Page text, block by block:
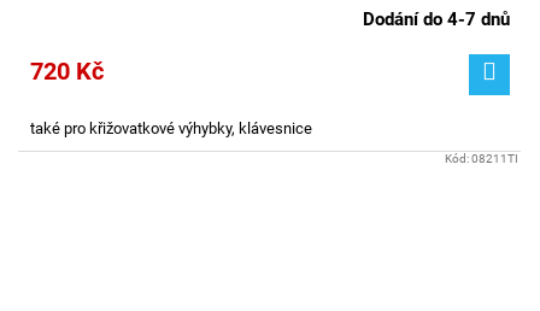
Dodání do 4-7 dnů
720 Kč
také pro křižovatkové výhybky, klávesnice
Kód:08211TI